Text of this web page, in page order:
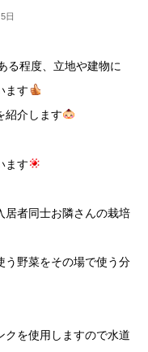
日
る程度、立地や建物に
ます
紹介します
ます
居者同士お隣さんの栽培
う野菜をその場で使う分
クを使用しますので水道